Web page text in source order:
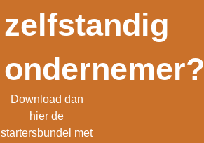
zelfstandig
Download dan
hier de
startersbundel met